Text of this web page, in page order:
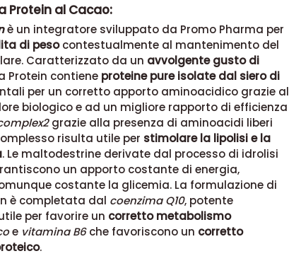
Protein al Cacao:
è un integratore sviluppato da Promo Pharma per
di pesocontestualmente al mantenimento del
Caratterizzato da un avvolgente gusto di
Protein contiene proteine pure isolate dal siero di
per un corretto apporto aminoacidico grazie al
biologico e ad un migliore rapporto di efficienza
grazie alla presenza di aminoacidi liberi
risulta utile per stimolare la lipolisi e la
. Le maltodestrine derivate dal processo di idrolisi
un apporto costante di energia,
costante la glicemia. La formulazione di
è completata dal coenzima Q10, potente
per favorire un corretto metabolismo
e vitamina B6che favoriscono un corretto
.